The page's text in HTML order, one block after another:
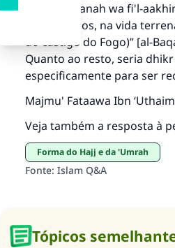
dunya hasanah wa fi'l-
Concede-nos, na vida
do castigo do Fogo)” [al-
Quanto ao resto, seria dhikr
especificamente para ser
Majmu' Fataawa Ibn
Veja também a resposta à
Forma do Hajj e da 'Umrah
Fonte: Islam Q&A
Tópicos
A resposta
"Quem quer